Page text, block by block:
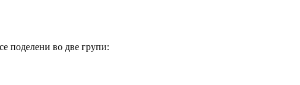
во две групи: